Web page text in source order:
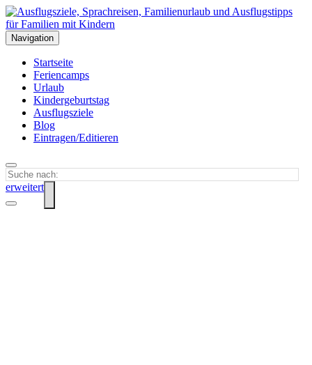
Navigation
Startseite
Feriencamps
Urlaub
Kindergeburtstag
Ausflugsziele
Blog
Eintragen/Editieren
erweitert